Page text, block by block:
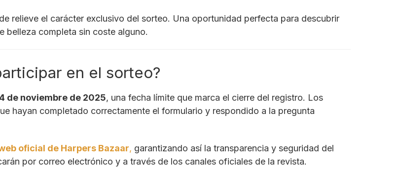
relieve el carácter exclusivo del sorteo. Una oportunidad perfecta para descubrir
belleza completa sin coste alguno.
en el sorteo?
de noviembre de 2025, una fecha límite que marca el cierre del registro. Los
hayan completado correctamente el formulario y respondido a la pregunta
oficial de Harpers Bazaar, garantizando así la transparencia y seguridad del
por correo electrónico y a través de los canales oficiales de la revista.